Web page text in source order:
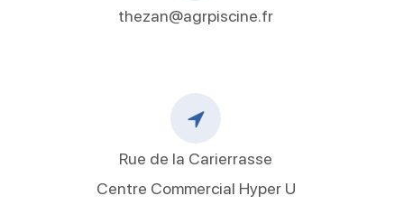
thezan@agrpiscine.fr
Rue de la Carierrasse
Centre Commercial Hyper U